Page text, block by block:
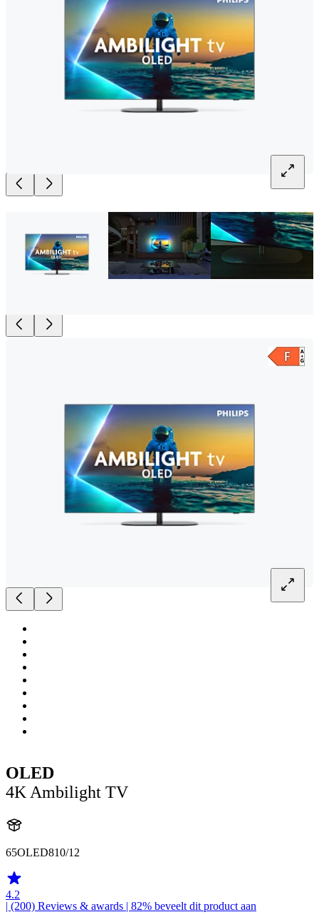
OLED
4K Ambilight TV
65OLED810/12
4.2
| (200) Reviews & awards | 82% beveelt dit product aan